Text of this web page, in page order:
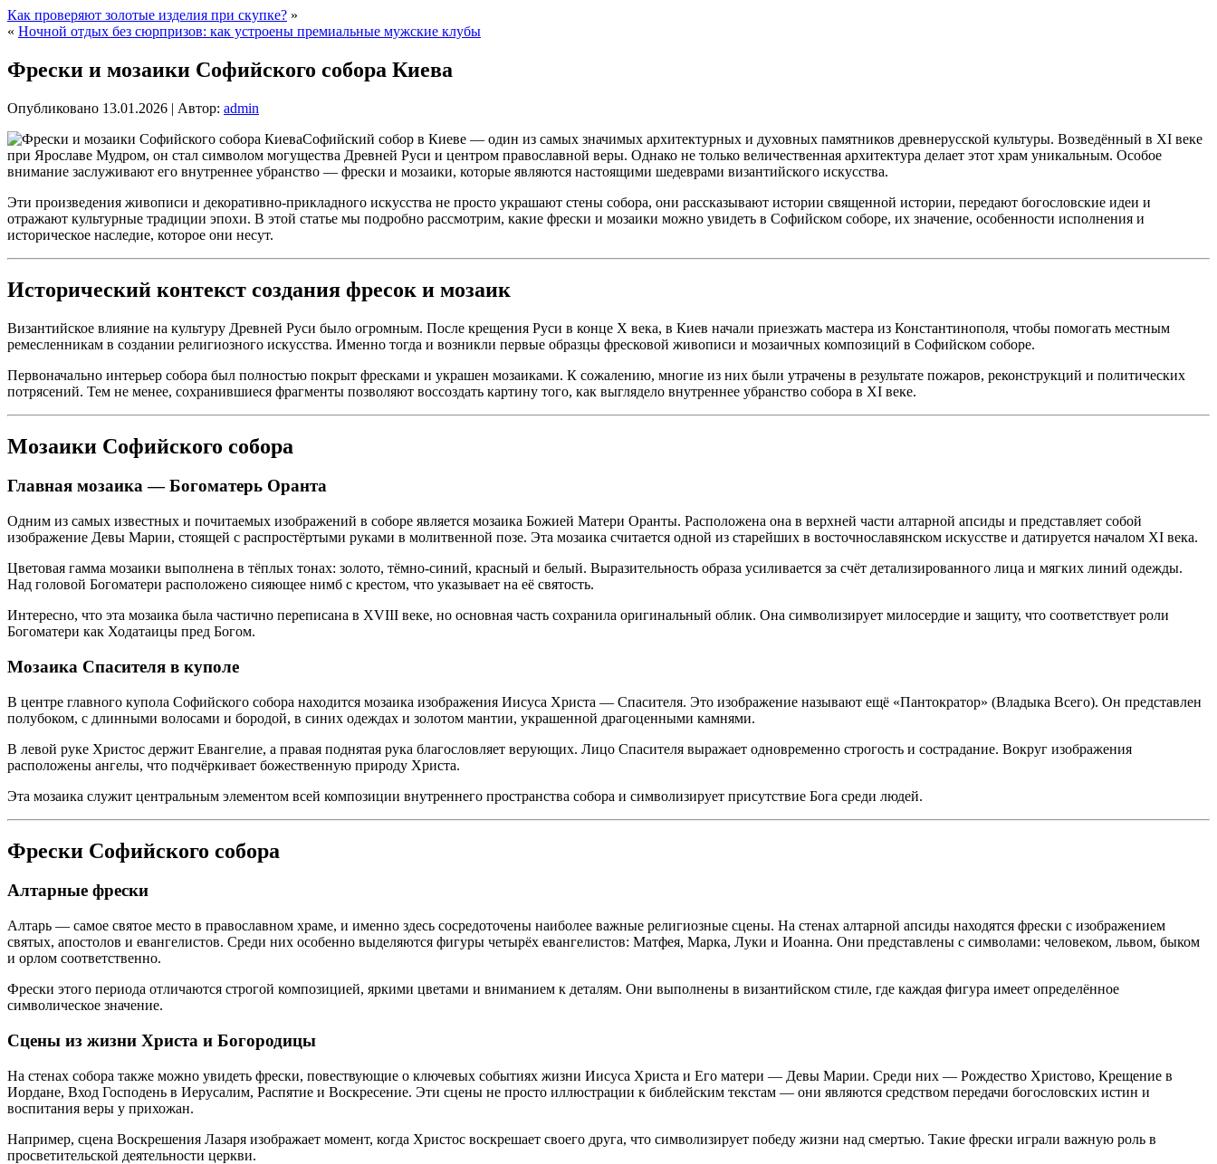
Как проверяют золотые изделия при скупке? »
« Ночной отдых без сюрпризов: как устроены премиальные мужские клубы
Фрески и мозаики Софийского собора Киева
Опубликовано 13.01.2026 | Автор: admin
Софийский собор в Киеве — один из самых значимых архитектурных и духовных памятников древнерусской культуры. Возведённый в XI веке
при Ярославе Мудром, он стал символом могущества Древней Руси и центром православной веры. Однако не только величественная архитектура делает этот храм уникальным. Особое
внимание заслуживают его внутреннее убранство — фрески и мозаики, которые являются настоящими шедеврами византийского искусства.
Эти произведения живописи и декоративно-прикладного искусства не просто украшают стены собора, они рассказывают истории священной истории, передают богословские идеи и
отражают культурные традиции эпохи. В этой статье мы подробно рассмотрим, какие фрески и мозаики можно увидеть в Софийском соборе, их значение, особенности исполнения и
историческое наследие, которое они несут.
Исторический контекст создания фресок и мозаик
Византийское влияние на культуру Древней Руси было огромным. После крещения Руси в конце X века, в Киев начали приезжать мастера из Константинополя, чтобы помогать местным
ремесленникам в создании религиозного искусства. Именно тогда и возникли первые образцы фресковой живописи и мозаичных композиций в Софийском соборе.
Первоначально интерьер собора был полностью покрыт фресками и украшен мозаиками. К сожалению, многие из них были утрачены в результате пожаров, реконструкций и политических
потрясений. Тем не менее, сохранившиеся фрагменты позволяют воссоздать картину того, как выглядело внутреннее убранство собора в XI веке.
Мозаики Софийского собора
Главная мозаика — Богоматерь Оранта
Одним из самых известных и почитаемых изображений в соборе является мозаика Божией Матери Оранты. Расположена она в верхней части алтарной апсиды и представляет собой
изображение Девы Марии, стоящей с распростёртыми руками в молитвенной позе. Эта мозаика считается одной из старейших в восточнославянском искусстве и датируется началом XI века.
Цветовая гамма мозаики выполнена в тёплых тонах: золото, тёмно-синий, красный и белый. Выразительность образа усиливается за счёт детализированного лица и мягких линий одежды.
Над головой Богоматери расположено сияющее нимб с крестом, что указывает на её святость.
Интересно, что эта мозаика была частично переписана в XVIII веке, но основная часть сохранила оригинальный облик. Она символизирует милосердие и защиту, что соответствует роли
Богоматери как Ходатаицы пред Богом.
Мозаика Спасителя в куполе
В центре главного купола Софийского собора находится мозаика изображения Иисуса Христа — Спасителя. Это изображение называют ещё «Пантократор» (Владыка Всего). Он представлен
полубоком, с длинными волосами и бородой, в синих одеждах и золотом мантии, украшенной драгоценными камнями.
В левой руке Христос держит Евангелие, а правая поднятая рука благословляет верующих. Лицо Спасителя выражает одновременно строгость и сострадание. Вокруг изображения
расположены ангелы, что подчёркивает божественную природу Христа.
Эта мозаика служит центральным элементом всей композиции внутреннего пространства собора и символизирует присутствие Бога среди людей.
Фрески Софийского собора
Алтарные фрески
Алтарь — самое святое место в православном храме, и именно здесь сосредоточены наиболее важные религиозные сцены. На стенах алтарной апсиды находятся фрески с изображением
святых, апостолов и евангелистов. Среди них особенно выделяются фигуры четырёх евангелистов: Матфея, Марка, Луки и Иоанна. Они представлены с символами: человеком, львом, быком
и орлом соответственно.
Фрески этого периода отличаются строгой композицией, яркими цветами и вниманием к деталям. Они выполнены в византийском стиле, где каждая фигура имеет определённое
символическое значение.
Сцены из жизни Христа и Богородицы
На стенах собора также можно увидеть фрески, повествующие о ключевых событиях жизни Иисуса Христа и Его матери — Девы Марии. Среди них — Рождество Христово, Крещение в
Иордане, Вход Господень в Иерусалим, Распятие и Воскресение. Эти сцены не просто иллюстрации к библейским текстам — они являются средством передачи богословских истин и
воспитания веры у прихожан.
Например, сцена Воскрешения Лазаря изображает момент, когда Христос воскрешает своего друга, что символизирует победу жизни над смертью. Такие фрески играли важную роль в
просветительской деятельности церкви.